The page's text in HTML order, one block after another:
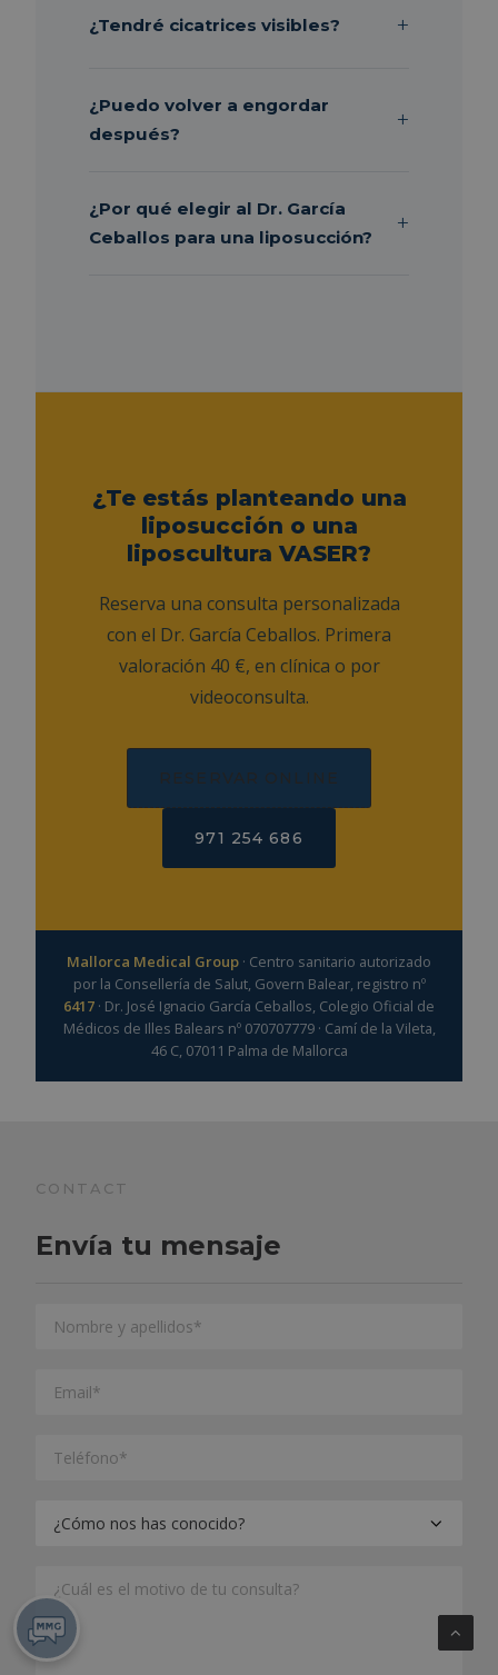
¿Tendré cicatrices visibles?
¿Puedo volver a engordar
después?
¿Por qué elegir al Dr. García
Ceballos para una liposucción?
¿Te estás planteando una
liposucción o una
liposcultura VASER?
Reserva una consulta personalizada
con el Dr. García Ceballos. Primera
valoración 40 €, en clínica o por
videoconsulta.
RESERVAR ONLINE
971 254 686
Mallorca Medical Group · Centro sanitario autorizado
por la Consellería de Salut, Govern Balear, registro nº
6417 · Dr. José Ignacio García Ceballos, Colegio Oficial de
Médicos de Illes Balears nº 070707779 · Camí de la Vileta,
46 C, 07011 Palma de Mallorca
CONTACT
Envía tu mensaje